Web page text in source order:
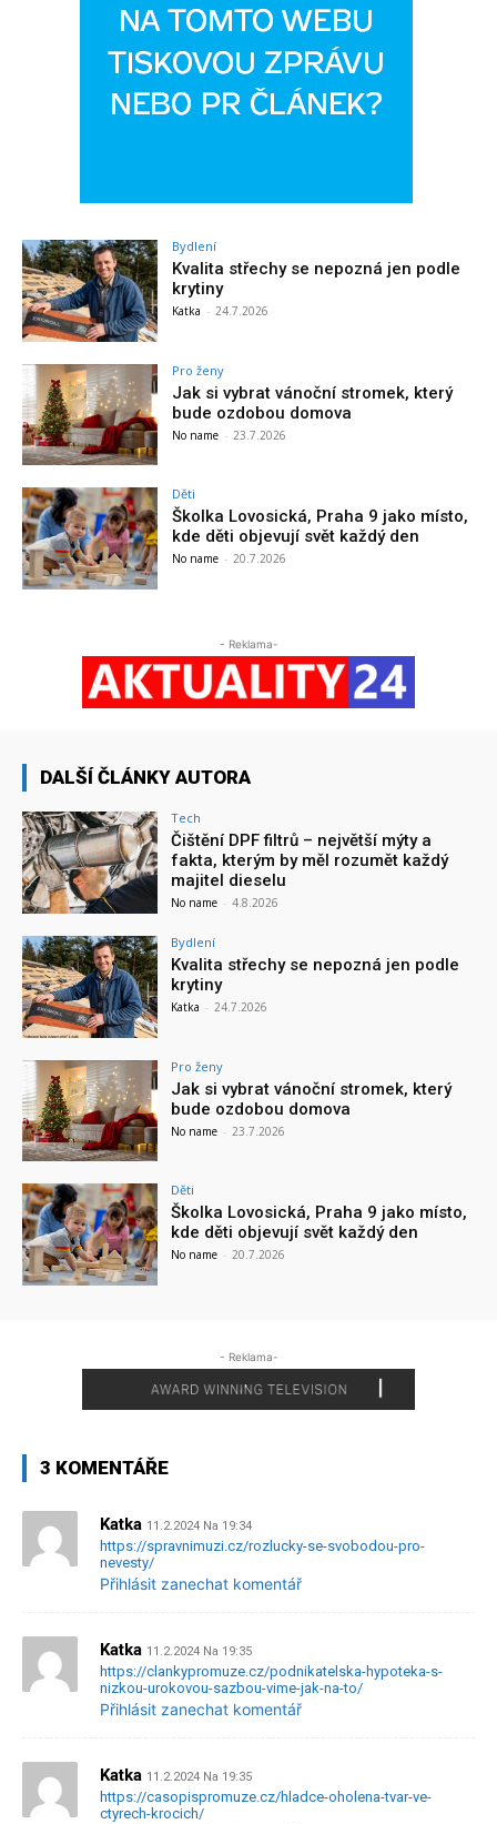
Bydlení
Kvalita střechy se nepozná jen podle
krytiny
Katka - 24.7.2026
Pro ženy
Jak si vybrat vánoční stromek, který
bude ozdobou domova
No name - 23.7.2026
Děti
Školka Lovosická, Praha 9 jako místo,
kde děti objevují svět každý den
No name - 20.7.2026
- Reklama-
DALŠÍ ČLÁNKY AUTORA
Tech
Čištění DPF filtrů – největší mýty a
fakta, kterým by měl rozumět každý
majitel dieselu
No name - 4.8.2026
Bydlení
Kvalita střechy se nepozná jen podle
krytiny
Katka - 24.7.2026
Pro ženy
Jak si vybrat vánoční stromek, který
bude ozdobou domova
No name - 23.7.2026
Děti
Školka Lovosická, Praha 9 jako místo,
kde děti objevují svět každý den
No name - 20.7.2026
- Reklama-
3 KOMENTÁŘE
Katka 11.2.2024 Na 19:34
https://spravnimuzi.cz/rozlucky-se-svobodou-pro-
nevesty/
Přihlásit zanechat komentář
Katka 11.2.2024 Na 19:35
https://clankypromuze.cz/podnikatelska-hypoteka-s-
nizkou-urokovou-sazbou-vime-jak-na-to/
Přihlásit zanechat komentář
Katka 11.2.2024 Na 19:35
https://casopispromuze.cz/hladce-oholena-tvar-ve-
ctyrech-krocich/